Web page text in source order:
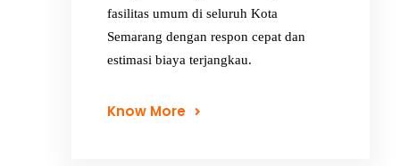
fasilitas umum di seluruh Kota
Semarang dengan respon cepat dan
estimasi biaya terjangkau.
Know More